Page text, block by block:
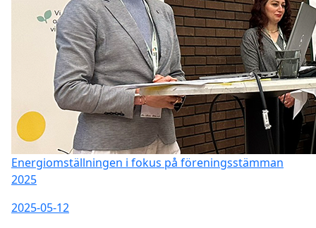
Energiomställningen i fokus på föreningsstämman
2025
2025-05-12